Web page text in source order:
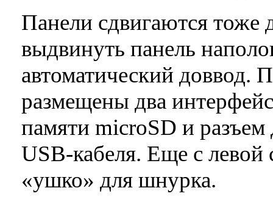
Панели сдвигаются тоже
выдвинуть панель
автоматический доввод.
размещены два
памяти microSD и
USB-кабеля. Еще с левой
«ушко» для шнурка.